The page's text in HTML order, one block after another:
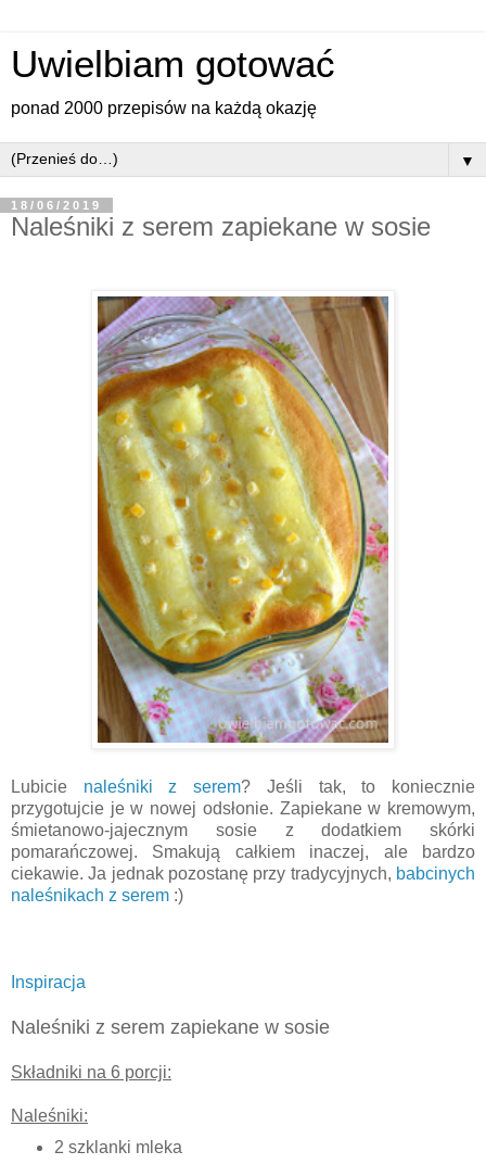
Uwielbiam gotować
ponad 2000 przepisów na każdą okazję
▼
18/06/2019
Naleśniki z serem zapiekane w sosie
Lubicie naleśniki z serem? Jeśli tak, to koniecznie
przygotujcie je w nowej odsłonie. Zapiekane w kremowym,
śmietanowo-jajecznym sosie z dodatkiem skórki
pomarańczowej. Smakują całkiem inaczej, ale bardzo
ciekawie. Ja jednak pozostanę przy tradycyjnych, babcinych
naleśnikach z serem :)
Inspiracja
Naleśniki z serem zapiekane w sosie
Składniki na 6 porcji:
Naleśniki:
2 szklanki mleka